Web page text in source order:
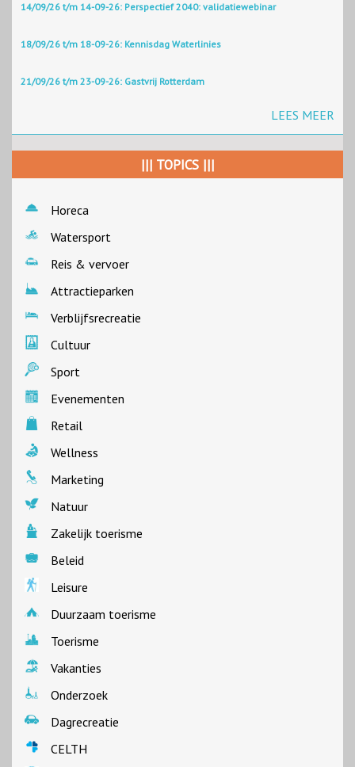
14/09/26 t/m 14-09-26: Perspectief 2040: validatiewebinar
18/09/26 t/m 18-09-26: Kennisdag Waterlinies
21/09/26 t/m 23-09-26: Gastvrij Rotterdam
LEES MEER
||| TOPICS |||
Horeca
Watersport
Reis & vervoer
Attractieparken
Verblijfsrecreatie
Cultuur
Sport
Evenementen
Retail
Wellness
Marketing
Natuur
Zakelijk toerisme
Beleid
Leisure
Duurzaam toerisme
Toerisme
Vakanties
Onderzoek
Dagrecreatie
CELTH